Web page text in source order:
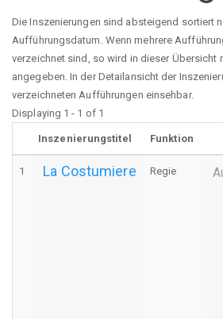
Die Inszenierungen sind absteigend sortiert
Aufführungsdatum. Wenn mehrere
verzeichnet sind, so wird in dieser Übersicht
angegeben. In der Detailansicht der
verzeichneten Aufführungen einsehbar.
Displaying 1 - 1 of 1
Inszenierungstitel Funktion
1 La Costumiere Regie